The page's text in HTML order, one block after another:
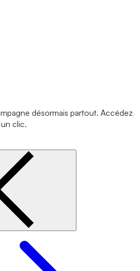
désormais partout. Accédez
clic.